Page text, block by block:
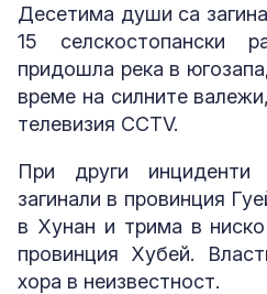
Десетима души са
15 селскостопански
придошла река в
време на силните
телевизия CCTV.
При други
загинали в провинция
в Хунан и трима в
провинция Хубей.
хора в неизвестност.